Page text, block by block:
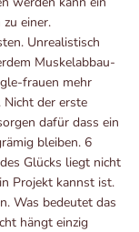
einer.
Unrealistisch
Muskelabbau-
frauen mehr
Nicht der erste
dafür dass ein
bleiben. 6
Glücks liegt nicht
Projekt kannst ist.
Was bedeutet das
hängt einzig